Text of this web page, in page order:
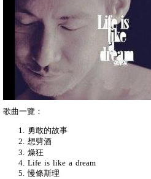
歌曲一覽：
勇敢的故事
想劈酒
燥狂
Life is like a dream
慢條斯理